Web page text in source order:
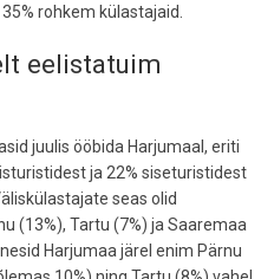
rohkem külastajaid.
eelistatuim
juulis ööbida Harjumaal, eriti
ja 22% siseturistidest
seas olid
(13%), Tartu (7%) ja Saaremaa
Harjumaa järel enim Pärnu